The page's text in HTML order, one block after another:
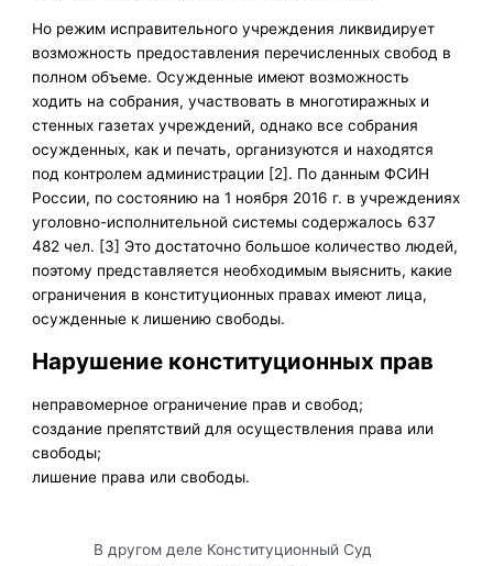
Но режим исправительного учреждения ликвидирует
возможность предоставления перечисленных свобод в
полном объеме. Осужденные имеют возможность
ходить на собрания, участвовать в многотиражных и
стенных газетах учреждений, однако все собрания
осужденных, как и печать, организуются и находятся
под контролем администрации [2]. По данным ФСИН
России, по состоянию на 1 ноября 2016 г. в учреждениях
уголовно-исполнительной системы содержалось 637
482 чел. [3] Это достаточно большое количество людей,
поэтому представляется необходимым выяснить, какие
ограничения в конституционных правах имеют лица,
осужденные к лишению свободы.
Нарушение конституционных прав
неправомерное ограничение прав и свобод;
создание препятствий для осуществления права или
свободы;
лишение права или свободы.
В другом деле Конституционный Суд